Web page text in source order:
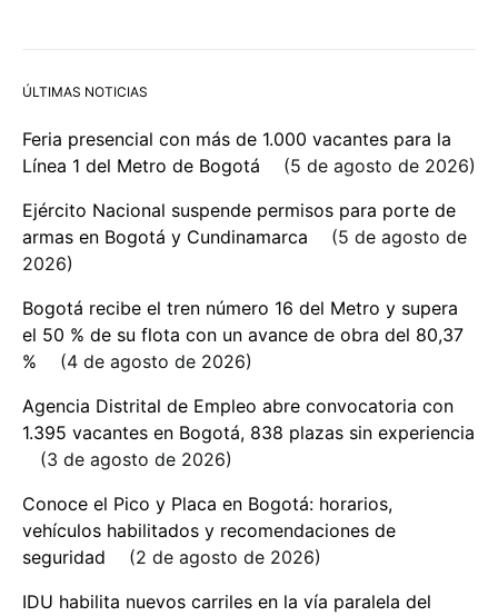
ÚLTIMAS NOTICIAS
Feria presencial con más de 1.000 vacantes para la
Línea 1 del Metro de Bogotá
5 de agosto de 2026
Ejército Nacional suspende permisos para porte de
armas en Bogotá y Cundinamarca
5 de agosto de
2026
Bogotá recibe el tren número 16 del Metro y supera
el 50 % de su flota con un avance de obra del 80,37
%
4 de agosto de 2026
Agencia Distrital de Empleo abre convocatoria con
1.395 vacantes en Bogotá, 838 plazas sin experiencia
3 de agosto de 2026
Conoce el Pico y Placa en Bogotá: horarios,
vehículos habilitados y recomendaciones de
seguridad
2 de agosto de 2026
IDU habilita nuevos carriles en la vía paralela del